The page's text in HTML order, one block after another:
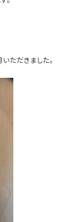
ただきました。